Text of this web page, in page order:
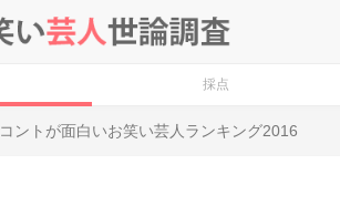
採点
コントが面白いお笑い芸人ランキング2016